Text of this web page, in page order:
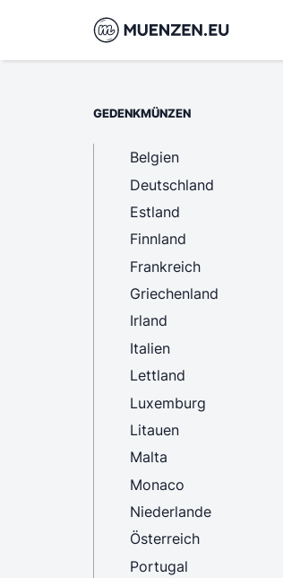
GEDENKMÜNZEN
Belgien
Deutschland
Estland
Finnland
Frankreich
Griechenland
Irland
Italien
Lettland
Luxemburg
Litauen
Malta
Monaco
Niederlande
Österreich
Portugal